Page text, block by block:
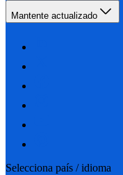
Mantente actualizado
Selecciona país / idioma